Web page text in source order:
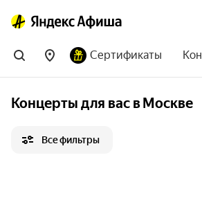
Сертификаты
Концерты для вас в Москве
Все фильтры